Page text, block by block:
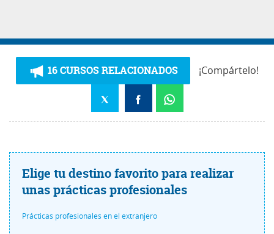
16 CURSOS RELACIONADOS ¡Compártelo!
Elige tu destino favorito para realizar
unas prácticas profesionales
Prácticas profesionales en el extranjero